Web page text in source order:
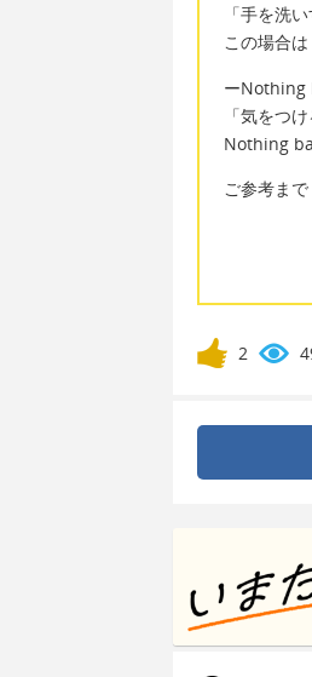
「手を洗
この場合
ーNothing
「気をつ
Nothing
ご参考まで
2